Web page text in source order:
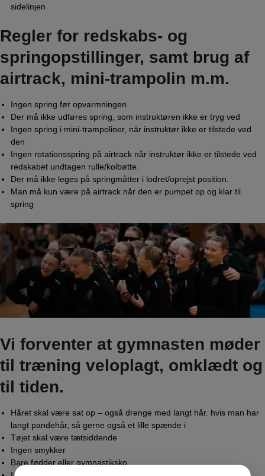
sidelinjen
Regler for redskabs‐ og
springopstillinger, samt brug af
airtrack, mini-trampolin m.m.
Ingen spring før opvarmningen
Der må ikke udføres spring, som instruktøren ikke er tryg ved
Ingen spring i mini-trampoliner, når instruktør ikke er tilstede ved
den
Ingen rotationsspring på airtrack når instruktør ikke er tilstede ved
redskabet undtagen rulle/kolbøtte.
Der må ikke leges på springmåtter i lodret/oprejst position.
Man må kun være på airtrack når den er pumpet op og klar til
spring
Vi forventer at gymnasten møder
til træning veloplagt, omklædt og
til tiden.
Håret skal være sat op – også drenge med langt hår. hvis man har
langt pandehår, så gerne også et lille spænde i
Tøjet skal være tætsiddende
Ingen smykker
Bare fødder eller gymnastiksko